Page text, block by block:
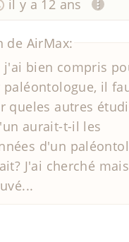
il y a 12 ans
de AirMax:
j'ai bien compris
paléontologue, il
queles autres
aurait-t-il les
d'un
J'ai cherché